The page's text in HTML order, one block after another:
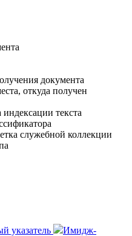
документа
откуда получен
текста
служебной коллекции
указатель
Имидж-